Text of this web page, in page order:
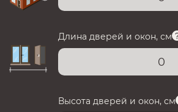
Длина дверей и окон, см
Высота дверей и окон, см